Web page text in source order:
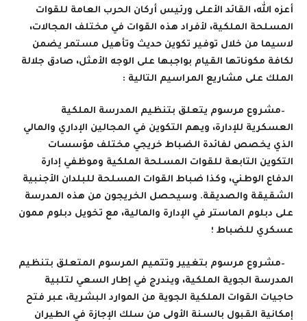
أعزه الله، القائد الأعلى ورئيس أركان الحرب العامة للقوات
المسلحة الملكية، لأفراد هذه القوات في مختلف المجالات،
لاسيما من خلال توفير تكوين حديث وتأهيل مستمر يضمن
لكافة مكوناتها القيام بواجبها على الوجه الأمثل، صادق جلالة
الملك على مشاريع المراسيم التالية :
–مشروع مرسوم يتعلق بتنظيم المدرسة الملكية
العسكرية للإدارة، ويهم التكوين في المجالين الإداري والمالي
الذي يخصص لفائدة الضباط خريجي مختلف مؤسسات
التكوين التابعة للقوات المسلحة الملكية وموظفي إدارة
الدفاع الوطني، وكذا ضباط القوات المسلحة للبلدان الأجنبية
الشقيقة والصديقة. وسيحصل الخريجون من هذه المدرسة
على دبلوم الماستر في الإدارة والمالية، مع تخويل دبلوم ممون
عسكري للضباط ؛
–مشروع مرسوم بتغيير وتتميم المرسوم المتعلق بتنظيم
المدرسة الجوية الملكية، ويندرج في إطار السعي لتلبية
حاجيات القوات الملكية الجوية من الموارد البشرية، عبر فتح
إمكانية القبول بالسنة الأولى من سلك الإجازة في الطيران